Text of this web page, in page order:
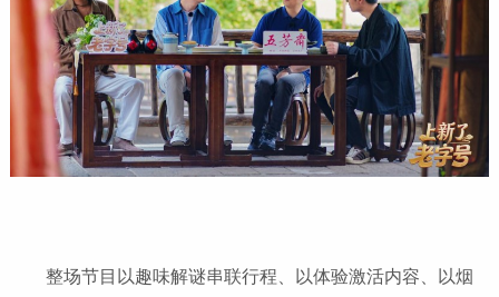
整场节目以趣味解谜串联行程、以体验激活内容、以烟